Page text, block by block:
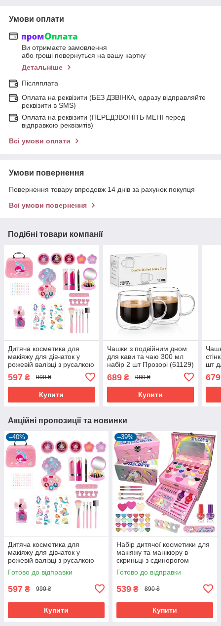
Умови оплати
Ви отримаєте замовлення
або гроші повернуться на вашу картку
Детальніше
Післяплата
Оплата на реквізити (БЕЗ ДЗВІНКА, одразу відправляйте
реквізити в SMS)
Оплата на реквізити (ПЕРЕДЗВОНІТЬ МЕНІ перед
відправкою реквізитів)
Всі умови оплати
Умови повернення
Повернення товару впродовж 14 днів за рахунок покупця
Всі умови повернення
Подібні товари компанії
Дитяча косметика для
макіяжу для дівчаток у
рожевій валізці з русалкою
597 ₴ 990 ₴
Купити
Чашки з подвійним дном
для кави та чаю 300 мл
набір 2 шт Прозорі (61129)
689₴ 980 ₴
Купити
шт
679
Акційні пропозиції та новинки
–40%
Дитяча косметика для
макіяжу для дівчаток у
рожевій валізці з русалкою
(60894)
Готово до відправки
597 ₴ 990 ₴
Купити
–39%
Набір дитячої косметики для
макіяжу та манікюру в
скриньці з єдинорогом
Рожевий (60281)
Готово до відправки
539 ₴ 890 ₴
Купити